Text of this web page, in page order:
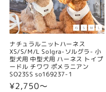
ナチュラルニットハーネス
XS/S/M/L Solgra-ソルグラ- 小
型犬用 中型犬用 ハーネス トイプ
ードル チワワ ポメラニアン
SO23SS so169237-1
通
¥2,750〜